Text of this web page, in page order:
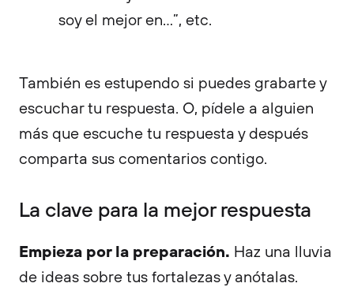
soy el mejor en…”, etc.
También es estupendo si puedes grabarte y
escuchar tu respuesta. O, pídele a alguien
más que escuche tu respuesta y después
comparta sus comentarios contigo.
La clave para la mejor respuesta
Empieza por la preparación. Haz una lluvia
de ideas sobre tus fortalezas y anótalas.